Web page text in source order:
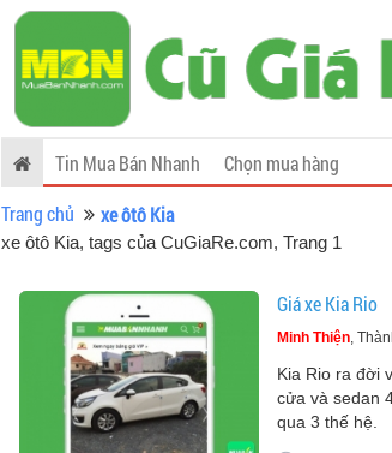
Tin Mua Bán Nhanh
Chọn mua hàng
Trang chủ
xe ôtô Kia
xe ôtô Kia, tags của CuGiaRe.com, Trang 1
Giá xe Kia Rio
Minh Thiện,
Kia Rio ra đời
cửa và sedan
qua 3 thế hệ.